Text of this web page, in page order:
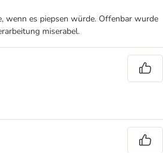
wenn es piepsen würde. Offenbar wurde
miserabel.